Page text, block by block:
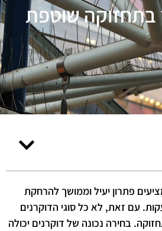
בתחזוקה שוטפת
פתרון יעיל וממושך להרחקת
עם זאת, לא כל סוגי הדוקרנים
בחירה נכונה של דוקרנים יכולה